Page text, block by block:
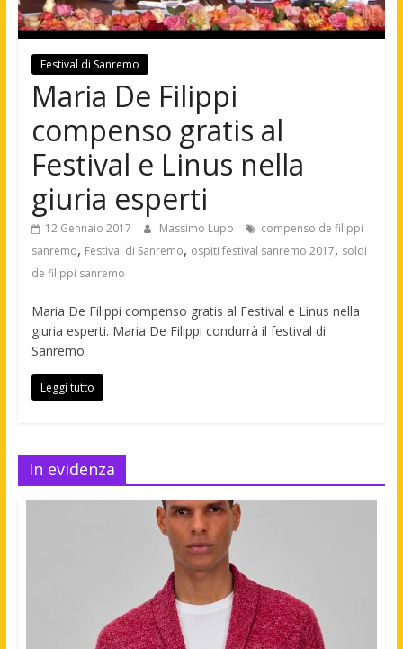
Festival di Sanremo
Maria De Filippi
compenso gratis al
Festival e Linus nella
giuria esperti
12 Gennaio 2017 Massimo Lupo
compenso de filippi
sanremo, Festival di Sanremo, ospiti festival sanremo 2017, soldi
de filippi sanremo
Maria De Filippi compenso gratis al Festival e Linus nella
giuria esperti. Maria De Filippi condurrà il festival di
Sanremo
Leggi tutto
In evidenza